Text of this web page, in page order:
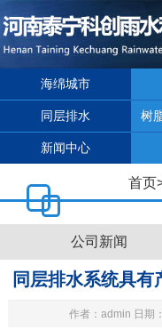
海绵城市
同层排水 树
新闻中心
首页
公司新闻
同层排水系统具
维修不
作者：admin 日期